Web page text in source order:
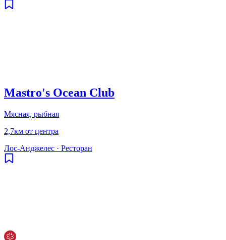
Mastro's Ocean Club
Мясная, рыбная
2,7км от центра
Лос-Анджелес · Ресторан